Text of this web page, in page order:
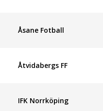
Åsane Fotball
Åtvidabergs FF
IFK Norrköping